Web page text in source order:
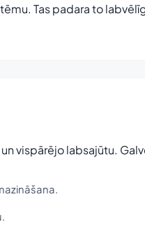
Tas padara to
vispārējo labsajūtu.